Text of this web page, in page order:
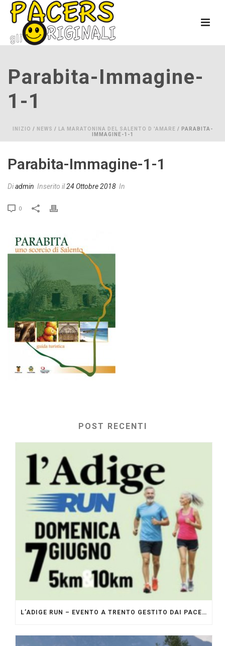
Parabita-Immagine-
1-1
INIZIO / NEWS / LA MARATONINA DEL SALENTO D 'AMARE / PARABITA-
IMMAGINE-1-1
Parabita-Immagine-1-1
Diadmin Inserito il24 Ottobre 2018 In
0
POST RECENTI
L’ADIGE RUN – EVENTO A TRENTO GESTITO DAI PACERS GLI ORIGINALI